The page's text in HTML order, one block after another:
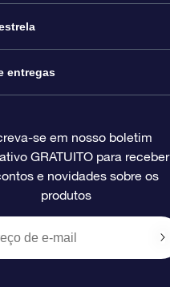
conosco
on-line
da OSR
presente da OSR
corporativos
personalizada
de Estrelas
entregas
de pagamento
devolução
se em nosso boletim
GRATUITO para receber
e novidades sobre os
produtos